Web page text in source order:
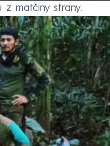
matčiny strany.